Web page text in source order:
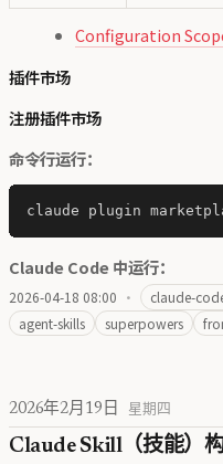
Configuration
插件市场
注册插件市场
命令行运行：
Claude Code 中运行：
2026-04-18 08:00 · claude-
agent-skills
superpowers
2026年2月19日 星期四
Claude Skill（技能）